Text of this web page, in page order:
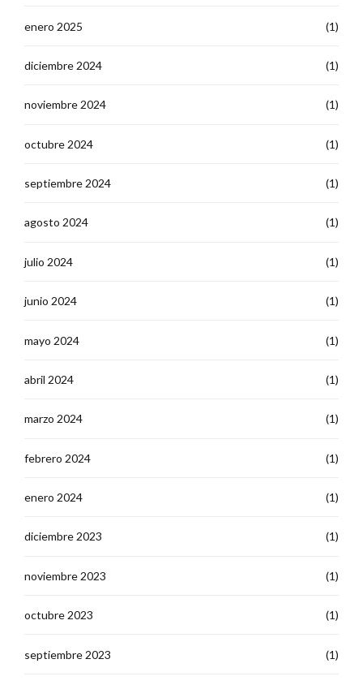
enero 2025 (1)
diciembre 2024 (1)
noviembre 2024 (1)
octubre 2024 (1)
septiembre 2024 (1)
agosto 2024 (1)
julio 2024 (1)
junio 2024 (1)
mayo 2024 (1)
abril 2024 (1)
marzo 2024 (1)
febrero 2024 (1)
enero 2024 (1)
diciembre 2023 (1)
noviembre 2023 (1)
octubre 2023 (1)
septiembre 2023 (1)